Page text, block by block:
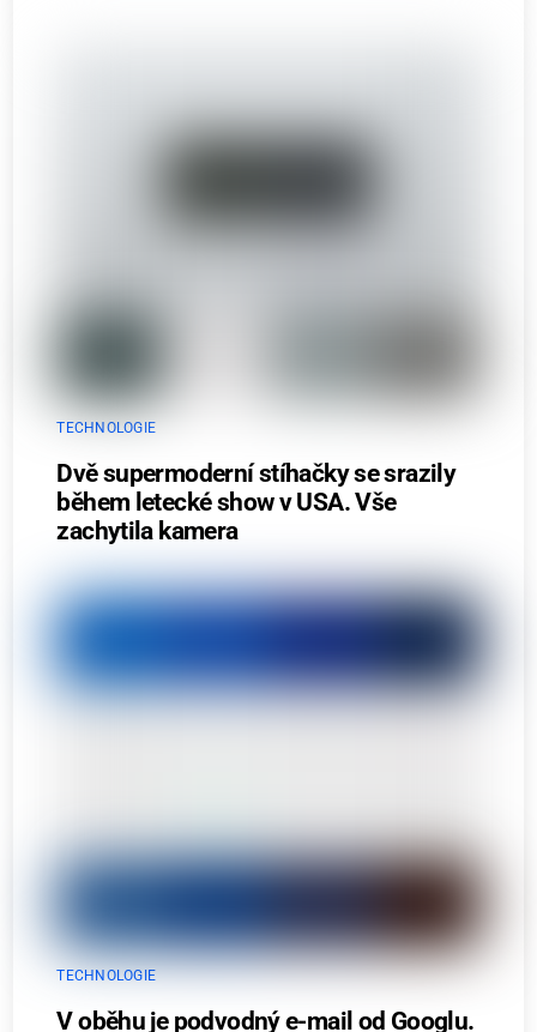
TECHNOLOGIE
Dvě supermoderní stíhačky se srazily
během letecké show v USA. Vše
zachytila kamera
TECHNOLOGIE
V oběhu je podvodný e-mail od Googlu.